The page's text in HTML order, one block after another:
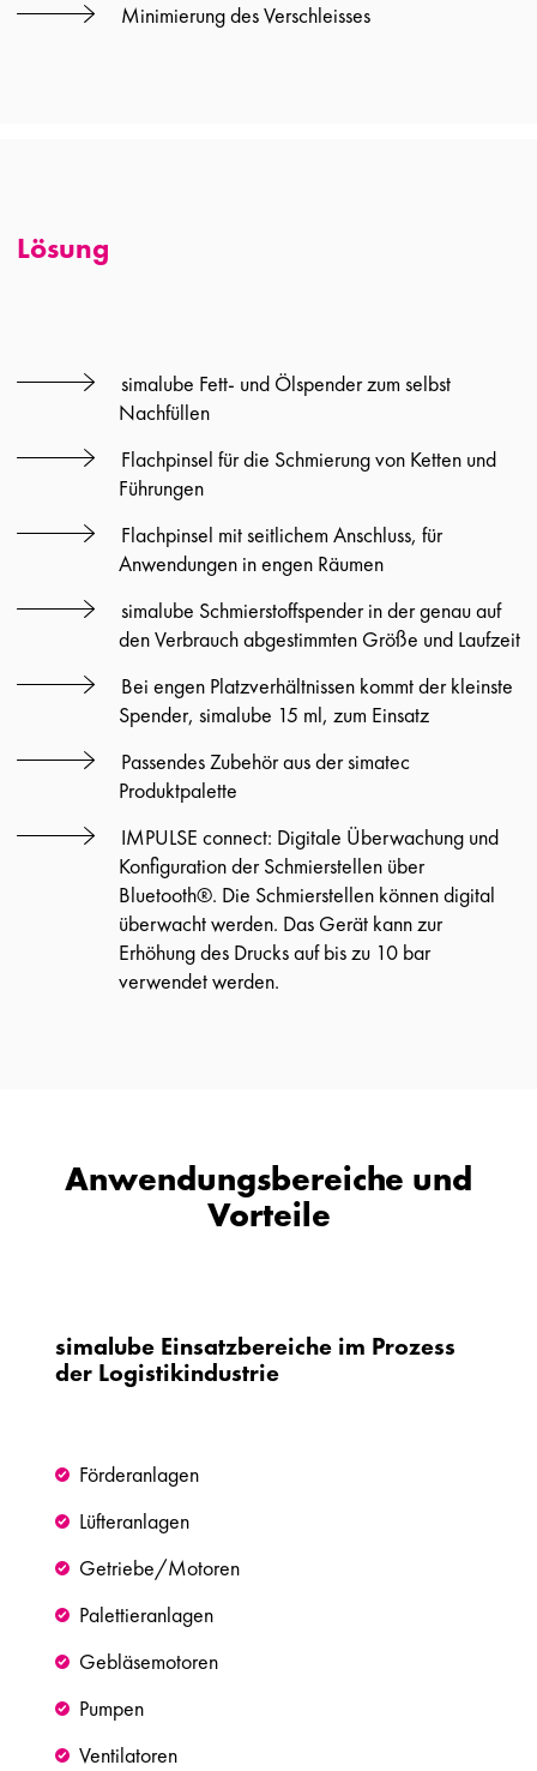
Minimierung des Verschleisses
Lösung
simalube Fett- und Ölspender zum selbst
Nachfüllen
Flachpinsel für die Schmierung von Ketten und
Führungen
Flachpinsel mit seitlichem Anschluss, für
Anwendungen in engen Räumen
simalube Schmierstoffspender in der genau auf
den Verbrauch abgestimmten Größe und Laufzeit
Bei engen Platzverhältnissen kommt der kleinste
Spender, simalube 15 ml, zum Einsatz
Passendes Zubehör aus der simatec
Produktpalette
IMPULSE connect: Digitale Überwachung und
Konfiguration der Schmierstellen über
Bluetooth®. Die Schmierstellen können digital
überwacht werden. Das Gerät kann zur
Erhöhung des Drucks auf bis zu 10 bar
verwendet werden.
Anwendungsbereiche und
Vorteile
simalube Einsatzbereiche im Prozess
der Logistikindustrie
Förderanlagen
Lüfteranlagen
Getriebe/Motoren
Palettieranlagen
Gebläsemotoren
Pumpen
Ventilatoren